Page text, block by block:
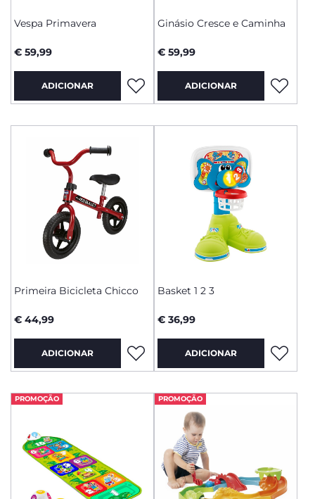
Vespa Primavera
€ 59,99
ADICIONAR
Ginásio Cresce e Caminha
€ 59,99
ADICIONAR
Primeira Bicicleta Chicco
€ 44,99
ADICIONAR
Basket 1 2 3
€ 36,99
ADICIONAR
PROMOÇÃO PROMOÇÃO